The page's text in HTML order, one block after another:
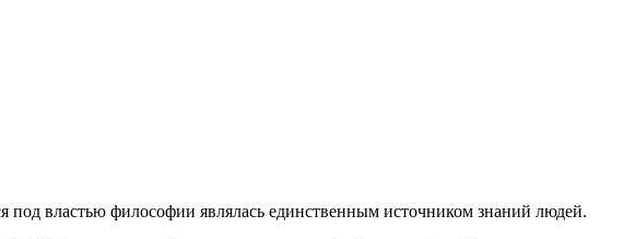
под властью философии являлась единственным источником знаний людей.